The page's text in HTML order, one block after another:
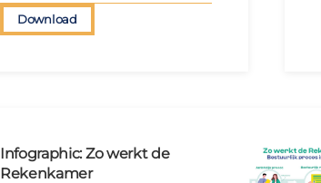
Download
Infographic: Zo werkt de
Rekenkamer